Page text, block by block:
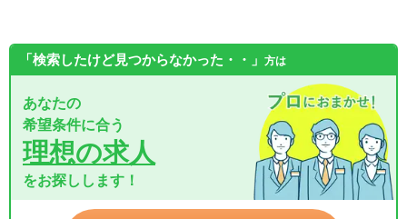
「検索したけど見つからなかった・・」 方は
あなたの
希望条件に合う
理想の求人
をお探しします！